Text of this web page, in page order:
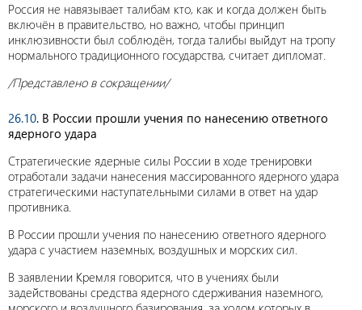
Россия не навязывает талибам кто, как и когда должен быть
включён в правительство, но важно, чтобы принцип
инклюзивности был соблюдён, тогда талибы выйдут на тропу
нормального традиционного государства, считает дипломат.
/Представлено в сокращении/
26.10. В России прошли учения по нанесению ответного
ядерного удара
Стратегические ядерные силы России в ходе тренировки
отработали задачи нанесения массированного ядерного удара
стратегическими наступательными силами в ответ на удар
противника.
В России прошли учения по нанесению ответного ядерного
удара с участием наземных, воздушных и морских сил.
В заявлении Кремля говорится, что в учениях были
задействованы средства ядерного сдерживания наземного,